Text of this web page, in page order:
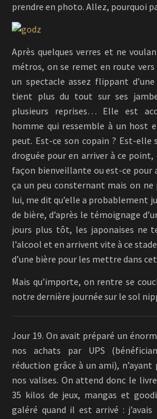
prendre en photo. Allez, pourquoi
Après quelques verres et ne
métros, on se remet en route
un spectacle assez flippant
tient plus du tout sur ses
plusieurs reprises… Elle est
homme qui ressemble à un host
peut. Est-ce son copain ? Est-
droguée pour en arriver à ce
façon bienveillante ou est-ce pour
ça un peu consternant mais on
lui, me dit qu’elle a probablement
de bière, d’après le témoignage
jours plus tôt, les japonaises ne
l’alcool et en arrivent vite à ce
d’une bière pour les mettre dans
Mais qu’importe, on rentre se
notre dernière journée sur le sol
Jour 19. On avait préparé un
nos achats par UPS
réduction grâce à un ami), n’ayant
nos valises. On attend donc le
35 kilos de jeux, mangas et
galéré quand il est arrivé :